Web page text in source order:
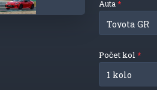
Auta
Počet kol